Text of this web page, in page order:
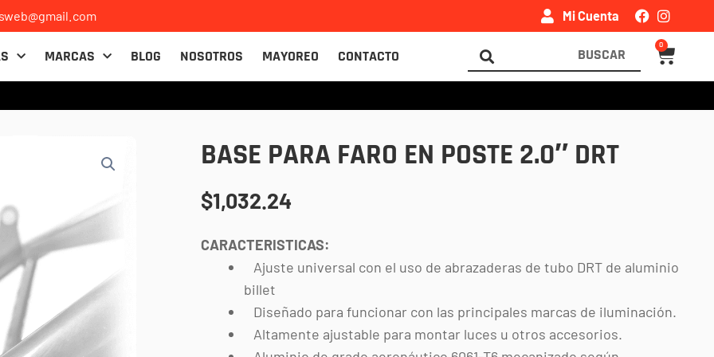
Mi Cuenta
MARCAS BLOG NOSOTROS MAYOREO CONTACTO
Search
...
0
Carrito
BASE PARA FARO EN POSTE 2.0″ DRT
$1,032.24
CARACTERISTICAS:
Ajuste universal con el uso de abrazaderas de tubo DRT de aluminio
billet
Diseñado para funcionar con las principales marcas de iluminación.
Altamente ajustable para montar luces u otros accesorios.